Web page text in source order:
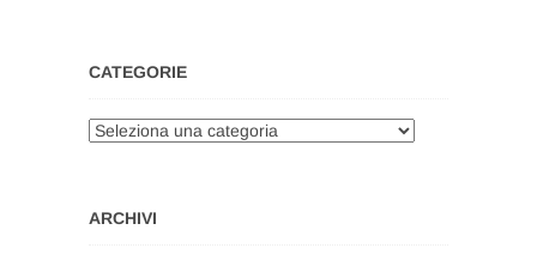
CATEGORIE
Categorie
ARCHIVI